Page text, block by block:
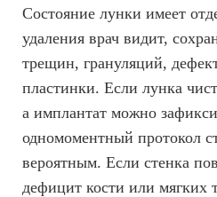
Состояние лунки имеет
удаления врач видит,
трещин, грануляций,
пластинки. Если лунка
а имплантат можно
одномоментный протокол
вероятным. Если стенка
дефицит кости или мягких